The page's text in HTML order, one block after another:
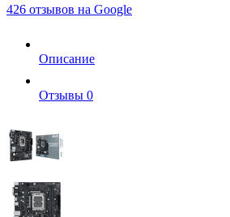
426 отзывов на Google
Описание
Отзывы 0